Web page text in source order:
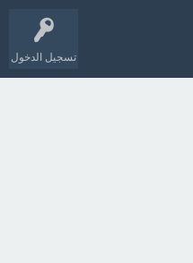
تسجيل الدخول